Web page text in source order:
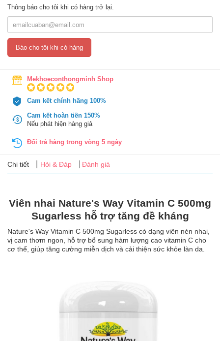
Dành
cho
bố
dùng
nhà
Tin
Thông báo cho tôi khi có hàng trở lại.
Báo cho tôi khi có hàng
Mekhoeconthongminh Shop
Cam kết chính hãng 100%
Cam kết hoàn tiền 150%
Nếu phát hiện hàng giả
Đổi trả hàng trong vòng 5 ngày
Chi tiết Hỏi & Đáp Đánh giá
Viên nhai Nature's Way Vitamin C 500mg
Sugarless hỗ trợ tăng đề kháng
Nature's Way Vitamin C 500mg Sugarless có dạng viên nén nhai,
vị cam thơm ngon, hỗ trợ bổ sung hàm lượng cao vitamin C cho
cơ thể, giúp tăng cường miễn dịch và cải thiện sức khỏe làn da.